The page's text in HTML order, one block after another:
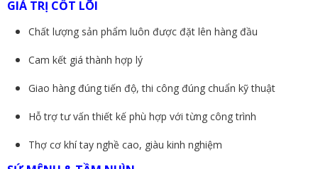
GIÁ TRỊ CỐT LÕI
Chất lượng sản phẩm luôn được đặt lên hàng đầu
Cam kết giá thành hợp lý
Giao hàng đúng tiến độ, thi công đúng chuẩn kỹ thuật
Hỗ trợ tư vấn thiết kế phù hợp với từng công trình
Thợ cơ khí tay nghề cao, giàu kinh nghiệm